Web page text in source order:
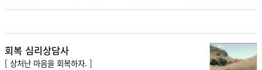
회복 심리상담사
[ 상처난 마음을 회복하자. ]